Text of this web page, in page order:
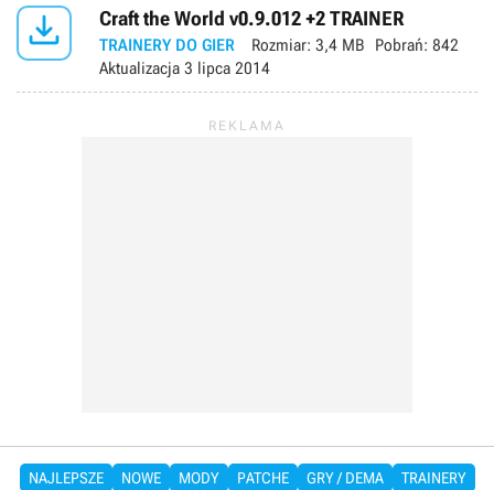
 Craft the World v0.9.012 +2 TRAINER
TRAINERY DO GIER Rozmiar: 3,4 MB Pobrań: 842
Aktualizacja 3 lipca 2014
NAJLEPSZE NOWE MODY PATCHE GRY / DEMA
TRAINERY